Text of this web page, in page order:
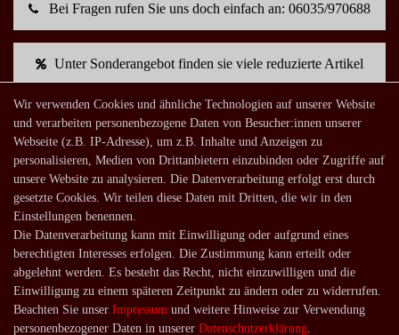
Bei Fragen rufen Sie uns doch einfach an: 06035/970688
Unter Sonderangebot finden sie viele reduzierte Artikel
Mein Konto
Warenkorb
Zur Kasse
Registrieren
Login
Shop
Lagerverkauf
Wir verwenden Cookies und ähnliche Technologien auf unserer Website
und verarbeiten personenbezogene Daten von Besucher:innen unserer
Webseite (z.B. IP-Adresse), um z.B. Inhalte und Anzeigen zu
personalisieren, Medien von Drittanbietern einzubinden oder Zugriffe auf
unsere Website zu analysieren. Die Datenverarbeitung erfolgt erst durch
gesetzte Cookies. Wir teilen diese Daten mit Dritten, die wir in den
Einstellungen benennen.
Die Datenverarbeitung kann mit Einwilligung oder aufgrund eines
berechtigten Interesses erfolgen. Die Zustimmung kann erteilt oder
abgelehnt werden. Es besteht das Recht, nicht einzuwilligen und die
Einwilligung zu einem späteren Zeitpunkt zu ändern oder zu widerrufen.
Beachten Sie unser Impressum und weitere Hinweise zur Verwendung
personenbezogener Daten in unserer Daten­schutz­erklärung.